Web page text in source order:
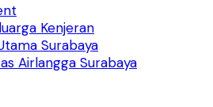
Kenjeran
Surabaya
Airlangga Surabaya